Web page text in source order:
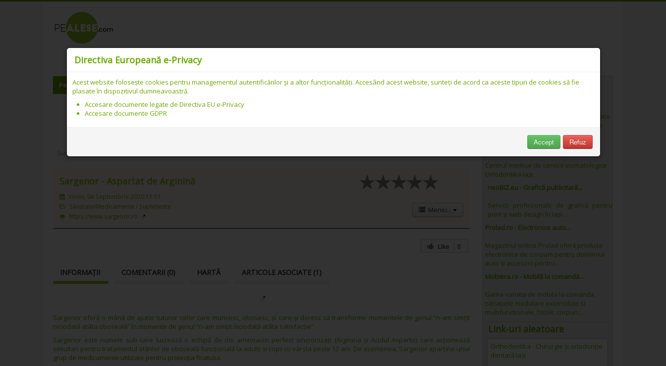
Catalog web SEO PREMIUM Românesc - Detalii link
PeAlese.com Adăugare link Meniu utilizator Reclame Căutare
Sunteți aici:
Sargenor - Aspartat de Arginină
Vineri, 04 Septembrie 2020 11:51
Sănătate/Medicamente / Suplimente
https://www.sargenor.ro
Meniu...
Like 0
INFORMAȚII COMENTARII (0) HARTĂ ARTICOLE ASOCIATE (1)
Sargenor oferă o mână de ajutor tuturor celor care muncesc, obosesc, și care-și doresc să transforme momentele de genul “n-am simțit
niciodată atâta oboseală” în momente de genul “n-am simțit niciodată atâta satisfacție”.
Sargenor este numele sub care lucrează o echipă de doi aminoacizi perfect sincronizați (Arginina și Acidul Aspartic) care acționează
simultan pentru tratamentul stărilor de oboseală funcţională la adulţi şi copii cu vârsta peste 12 ani. De asemenea, Sargenor aparţine unui
grup de medicamente utilizate pentru protecția ficatului.
Link-uri promovate
Cele mai noi știri, evenimente și informații
utile. Portal regional cu zonă extinsă de
Orthodontika - Chirurgie și...
Centrul medical de servicii stomatologice
Ortodontika Iași:
neoBIZ.eu - Grafică publicitară...
Servicii profesionale de grafică pentru
print și web design în Iași....
Prolad.ro - Electronice auto...
Magazinul online Prolad oferă produse
electronice de consum pentru domeniul
auto și accesorii pentru...
Mobiera.ro - Mobilă la comandă...
Gama variata de mobila la comanda,
canapele modulare extensibile si
multifunctionale, fotolii, corpuri...
Link-uri aleatoare
Diabet 2
Orthodontika - Chirurgie și ortodonție
dentară Iași
Directiva Europeană e-Privacy
Acest website folosește cookies pentru managementul autentificărilor și a altor funcționalități. Accesând acest website, sunteți de acord ca aceste tipuri de cookies să fie
plasate în dispozitivul dumneavoastră.
Accesare documente legate de Directiva EU e-Privacy
Accesare documente GDPR
Accept Refuz